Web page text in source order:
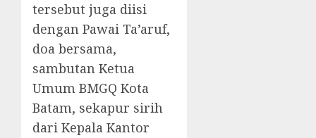
tersebut juga diisi
dengan Pawai Ta’aruf,
doa bersama,
sambutan Ketua
Umum BMGQ Kota
Batam, sekapur sirih
dari Kepala Kantor